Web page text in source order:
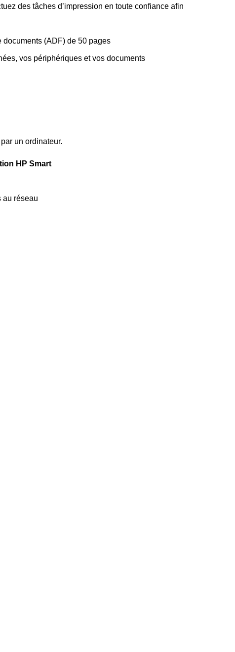
des tâches d’impression en toute confiance afin
documents (ADF) de 50 pages
vos périphériques et vos documents
un ordinateur.
HP Smart
au réseau